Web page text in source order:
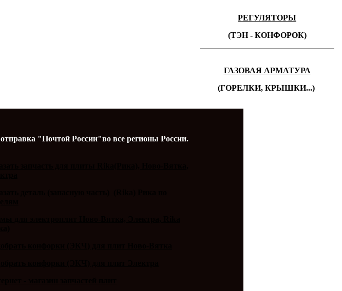
РЕГУЛЯТОРЫ
(ТЭН - КОНФОРОК)
ГАЗОВАЯ АРМАТУРА
(ГОРЕЛКИ, КРЫШКИ...)
отправка "Почтой России"во все регионы России.